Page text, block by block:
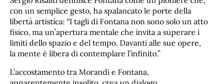
con un semplice gesto, ha spalancato le porte della
libertà artistica: “I tagli di Fontana non sono solo un atto
fisico, ma un’apertura mentale che invita a superare i
limiti dello spazio e del tempo. Davanti alle sue opere,
la mente è libera di contemplare l’infinito.”
L’accostamento tra Morandi e Fontana,